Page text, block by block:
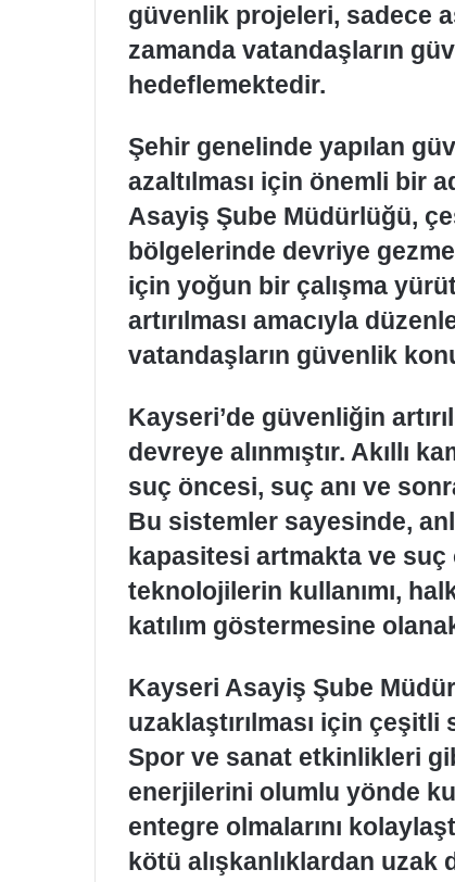
güvenlik projeleri, sadece
zamanda vatandaşların
hedeflemektedir.
Şehir genelinde yapılan
azaltılması için önemli bir
Asayiş Şube Müdürlüğü,
bölgelerinde devriye
için yoğun bir çalışma
artırılması amacıyla
vatandaşların güvenlik
Kayseri’de güvenliğin
devreye alınmıştır. Akıllı
suç öncesi, suç anı ve
Bu sistemler sayesinde,
kapasitesi artmakta ve suç
teknolojilerin kullanımı,
katılım göstermesine
Kayseri Asayiş Şube
uzaklaştırılması için
Spor ve sanat etkinlikleri
enerjilerini olumlu yönde
entegre olmalarını
kötü alışkanlıklardan uzak